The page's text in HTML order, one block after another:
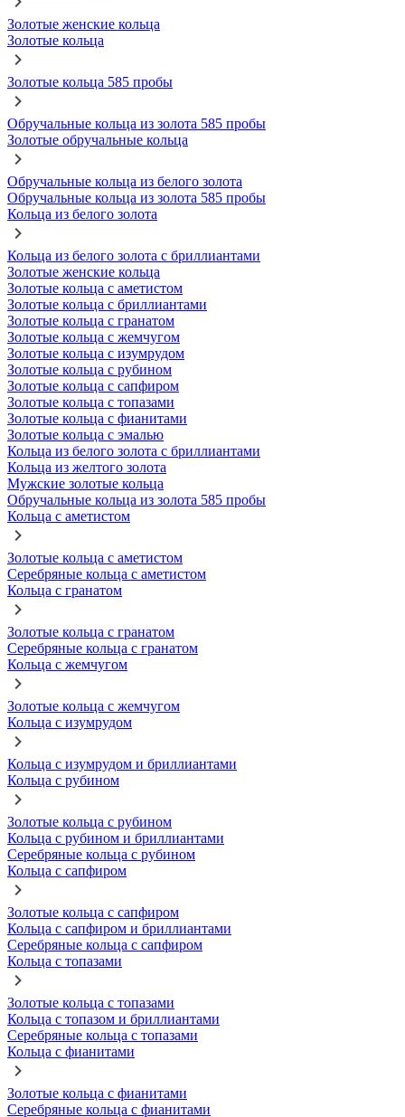
Золотые женские кольца
Золотые кольца
Золотые кольца 585 пробы
Обручальные кольца из золота 585 пробы
Золотые обручальные кольца
Обручальные кольца из белого золота
Обручальные кольца из золота 585 пробы
Кольца из белого золота
Кольца из белого золота с бриллиантами
Золотые женские кольца
Золотые кольца с аметистом
Золотые кольца с бриллиантами
Золотые кольца с гранатом
Золотые кольца с жемчугом
Золотые кольца с изумрудом
Золотые кольца с рубином
Золотые кольца с сапфиром
Золотые кольца с топазами
Золотые кольца с фианитами
Золотые кольца с эмалью
Кольца из белого золота с бриллиантами
Кольца из желтого золота
Мужские золотые кольца
Обручальные кольца из золота 585 пробы
Кольца с аметистом
Золотые кольца с аметистом
Серебряные кольца с аметистом
Кольца с гранатом
Золотые кольца с гранатом
Серебряные кольца с гранатом
Кольца с жемчугом
Золотые кольца с жемчугом
Кольца с изумрудом
Кольца с изумрудом и бриллиантами
Кольца с рубином
Золотые кольца с рубином
Кольца с рубином и бриллиантами
Серебряные кольца с рубином
Кольца с сапфиром
Золотые кольца с сапфиром
Кольца с сапфиром и бриллиантами
Серебряные кольца с сапфиром
Кольца с топазами
Золотые кольца с топазами
Кольца с топазом и бриллиантами
Серебряные кольца с топазами
Кольца с фианитами
Золотые кольца с фианитами
Серебряные кольца с фианитами